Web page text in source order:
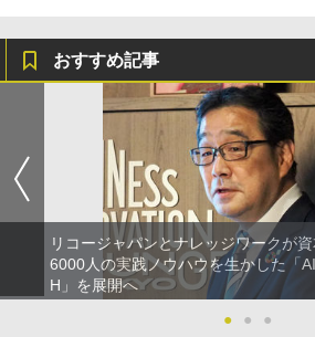
おすすめ記事
リコージャパンとナレッジワークが
6000人の実践ノウハウを生かした「
H」を展開へ
●
● ●